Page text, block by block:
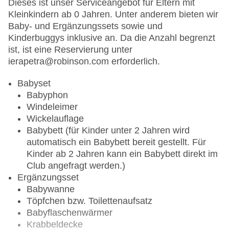
Hinweise
Öffnungszeiten unter Vorbehalt von Änderungen
alle Innenbereiche sind rauchfrei. Es stehen
Raucherbereiche zur Verfügung
aufgrund spezifischer Landesvorschriften können
alkoholische Getränke erst ab 18 Jahren
ausgeschenkt werden
Spezielle Angebote
BalAyur (Bal = Balance, Ayur = Leben): Am
Ayurveda orientierte Gerichte zum Frühstück,
Mittag- und Abendessen
WINE & DINE: Möglichkeit der Tischreservierung
zum Abendessen im Hauptrestaurant in
Verbindung mit einer Flasche Wein (gegen
Gebühr)
Dieses ist unser Serviceangebot für Eltern mit
Kleinkindern ab 0 Jahren. Unter anderem bieten wir
Baby- und Ergänzungssets sowie und
Kinderbuggys inklusive an. Da die Anzahl begrenzt
ist, ist eine Reservierung unter
ierapetra@robinson.com erforderlich.
Babyset
Babyphon
Windeleimer
Wickelauflage
Babybett (für Kinder unter 2 Jahren wird
automatisch ein Babybett bereit gestellt. Für
Kinder ab 2 Jahren kann ein Babybett direkt im
Club angefragt werden.)
Ergänzungsset
Babywanne
Töpfchen bzw. Toilettenaufsatz
Babyflaschenwärmer
Krabbeldecke